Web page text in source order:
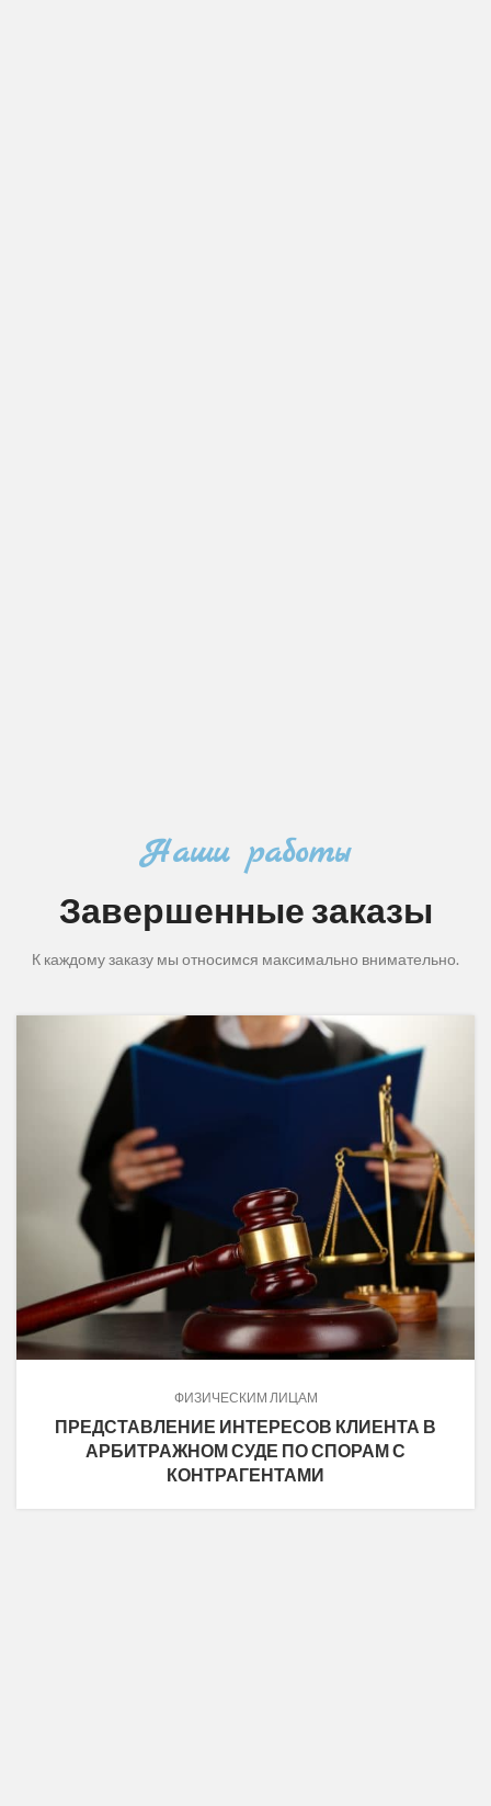
Наши работы
Завершенные заказы
К каждому заказу мы относимся максимально внимательно.
ФИЗИЧЕСКИМ ЛИЦАМ
ПРЕДСТАВЛЕНИЕ ИНТЕРЕСОВ КЛИЕНТА В
АРБИТРАЖНОМ СУДЕ ПО СПОРАМ С
КОНТРАГЕНТАМИ